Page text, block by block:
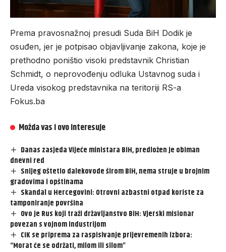
Prema pravosnažnoj presudi Suda BiH Dodik je
osuđen, jer je potpisao objavljivanje zakona, koje je
prethodno poništio visoki predstavnik Christian
Schmidt, o neprovođenju odluka Ustavnog suda i
Ureda visokog predstavnika na teritoriji RS-a
Fokus.ba
Možda vas i ovo interesuje
Danas zasjeda Vijeće ministara BiH, predložen je obiman
dnevni red
Snijeg oštetio dalekovode širom BiH, nema struje u brojnim
gradovima i opštinama
Skandal u Hercegovini: Otrovni azbastni otpad koriste za
tamponiranje površina
Ovo je Rus koji traži državljanstvo BiH: Vjerski misionar
povezan s vojnom industrijom
CIK se priprema za raspisivanje prijevremenih izbora:
“Morat će se održati, milom ili silom”